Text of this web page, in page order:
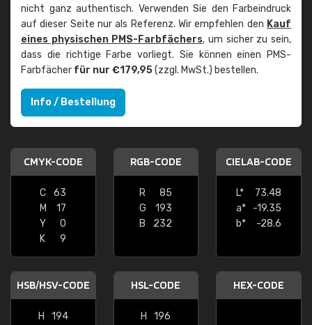
nicht ganz authentisch. Verwenden Sie den Farbeindruck
auf dieser Seite nur als Referenz. Wir empfehlen den Kauf
eines physischen PMS-Farbfächers, um sicher zu sein,
dass die richtige Farbe vorliegt. Sie können einen PMS-
Farbfächer für nur €179,95(zzgl. MwSt.) bestellen.
Info / Bestellung
CMYK-CODE
C
63
M
17
Y
0
K
9
RGB-CODE
R
85
G
193
B
232
CIELAB-CODE
L*
73.48
a*
-19.35
b*
-28.6
HSB/HSV-CODE
H
194
HSL-CODE
H
196
HEX-CODE